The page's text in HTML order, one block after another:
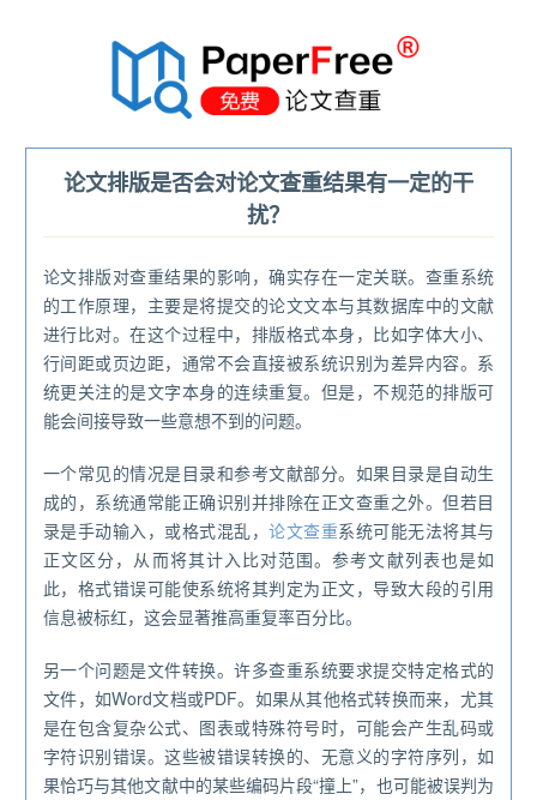
论文排版是否会对论文查重结果有一定的干
扰？
论文排版对查重结果的影响，确实存在一定关联。查重系统
的工作原理，主要是将提交的论文文本与其数据库中的文献
进行比对。在这个过程中，排版格式本身，比如字体大小、
行间距或页边距，通常不会直接被系统识别为差异内容。系
统更关注的是文字本身的连续重复。但是，不规范的排版可
能会间接导致一些意想不到的问题。
一个常见的情况是目录和参考文献部分。如果目录是自动生
成的，系统通常能正确识别并排除在正文查重之外。但若目
录是手动输入，或格式混乱，论文查重系统可能无法将其与
正文区分，从而将其计入比对范围。参考文献列表也是如
此，格式错误可能使系统将其判定为正文，导致大段的引用
信息被标红，这会显著推高重复率百分比。
另一个问题是文件转换。许多查重系统要求提交特定格式的
文件，如Word文档或PDF。如果从其他格式转换而来，尤其
是在包含复杂公式、图表或特殊符号时，可能会产生乱码或
字符识别错误。这些被错误转换的、无意义的字符序列，如
果恰巧与其他文献中的某些编码片段“撞上”，也可能被误判为